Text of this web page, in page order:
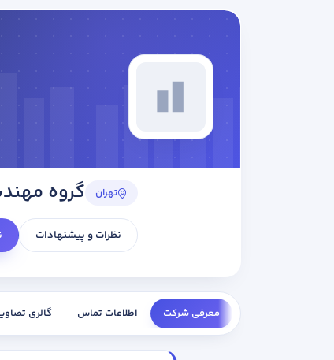
تهران گروه
نظرات و پیشنهادات
معرفی شرکت اطلاعات تماس گالری